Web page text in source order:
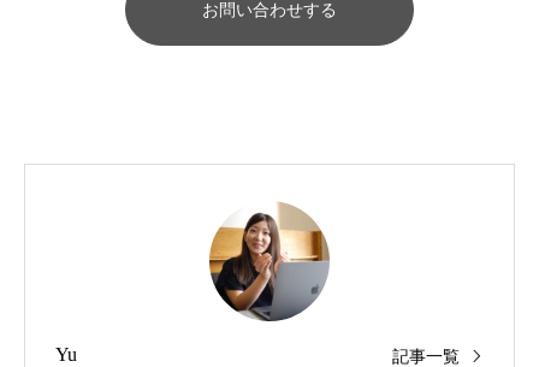
お問い合わせする
Yu 記事一覧